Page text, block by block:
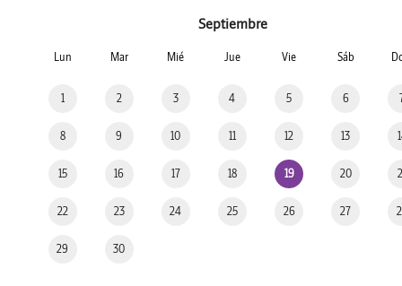
Septiembre
Lun Mar Mié Jue Vie Sáb
1 2 3 4 5 6
8 9 10 11 12 13
15 16 17 18 19 20
22 23 24 25 26 27
29 30